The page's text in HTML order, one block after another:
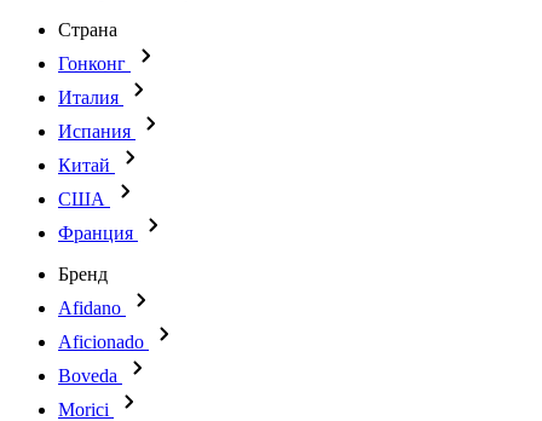
Страна
Гонконг
Италия
Испания
Китай
США
Франция
Бренд
Afidano
Aficionado
Boveda
Morici